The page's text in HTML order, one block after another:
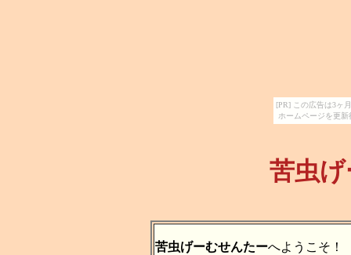
[PR] この広告は3ヶ
ホームページを更
苦虫
苦虫げーむせんたーへようこそ！